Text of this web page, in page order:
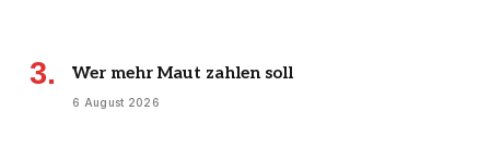
Wer mehr Maut zahlen soll
6 August 2026